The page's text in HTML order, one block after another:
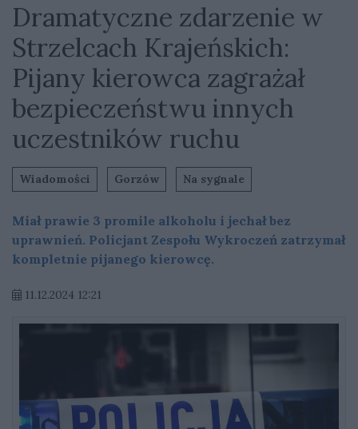
Dramatyczne zdarzenie w
Strzelcach Krajeńskich:
Pijany kierowca zagrażał
bezpieczeństwu innych
uczestników ruchu
Wiadomości Gorzów Na sygnale
Miał prawie 3 promile alkoholu i jechał bez
uprawnień. Policjant Zespołu Wykroczeń zatrzymał
kompletnie pijanego kierowcę.
11.12.2024 12:21